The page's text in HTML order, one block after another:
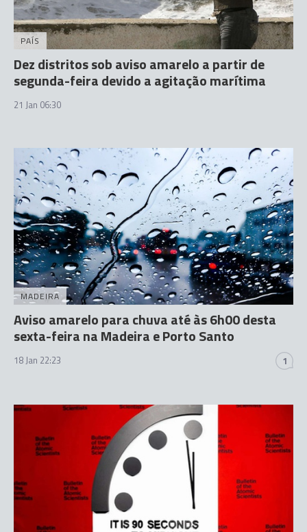
PAÍS
Dez distritos sob aviso amarelo a partir de
segunda-feira devido a agitação marítima
21 Jan 06:30
MADEIRA
Aviso amarelo para chuva até às 6h00 desta
sexta-feira na Madeira e Porto Santo
18 Jan 22:23 1